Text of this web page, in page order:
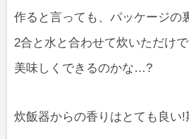
作ると言っても、パッケージの
2合と水と合わせて炊いただけで
美味しくできるのかな…?
炊飯器からの香りはとても良い!